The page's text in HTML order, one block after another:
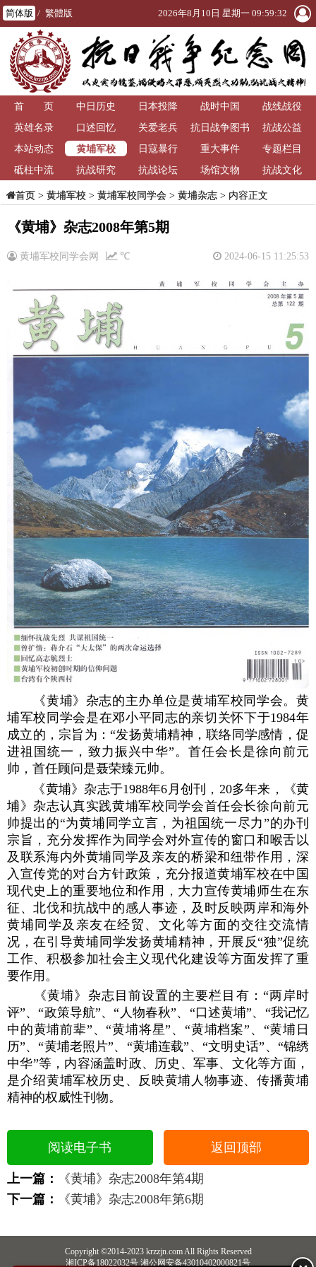
简体版 / 繁體版 2026年8月10日 星期一 09:59:33
首 页 中日历史 日本投降 战时中国
战线战役
英雄名录
口述回忆 关爱老兵
抗日战争图书
馆
抗战公益
本站动态
黄埔军校 日寇暴行 重大事件
专题栏目
砥柱中流
抗战研究 抗战论坛 场馆文物 抗战文化
首页> 黄埔军校> 黄埔军校同学会> 黄埔杂志> 内容正文
《黄埔》杂志2008年第5期
黄埔军校同学会网 2024-06-15 11:25:53
℃
《黄埔》杂志的主办单位是黄埔军校同学会。黄
埔军校同学会是在邓小平同志的亲切关怀下于1984年
成立的，宗旨为：“发扬黄埔精神，联络同学感情，促
进祖国统一，致力振兴中华”。首任会长是徐向前元
帅，首任顾问是聂荣臻元帅。
《黄埔》杂志于1988年6月创刊，20多年来，《黄
埔》杂志认真实践黄埔军校同学会首任会长徐向前元
帅提出的“为黄埔同学立言，为祖国统一尽力”的办刊
宗旨，充分发挥作为同学会对外宣传的窗口和喉舌以
及联系海内外黄埔同学及亲友的桥梁和纽带作用，深
入宣传党的对台方针政策，充分报道黄埔军校在中国
现代史上的重要地位和作用，大力宣传黄埔师生在东
征、北伐和抗战中的感人事迹，及时反映两岸和海外
黄埔同学及亲友在经贸、文化等方面的交往交流情
况，在引导黄埔同学发扬黄埔精神，开展反“独”促统
工作、积极参加社会主义现代化建设等方面发挥了重
要作用。
《黄埔》杂志目前设置的主要栏目有：“两岸时
评”、“政策导航”、“人物春秋”、“口述黄埔”、“我记忆
中的黄埔前辈”、“黄埔将星”、“黄埔档案”、“黄埔日
历”、“黄埔老照片”、“黄埔连载”、“文明史话”、“锦绣
中华”等，内容涵盖时政、历史、军事、文化等方面，
是介绍黄埔军校历史、反映黄埔人物事迹、传播黄埔
精神的权威性刊物。
阅读电子书 返回顶部
上一篇：
《黄埔》杂志2008年第4期
下一篇：
《黄埔》杂志2008年第6期
Copyright ©2014-2023 krzzjn.com All Rights Reserved
湘ICP备18022032号 湘公网安备43010402000821号